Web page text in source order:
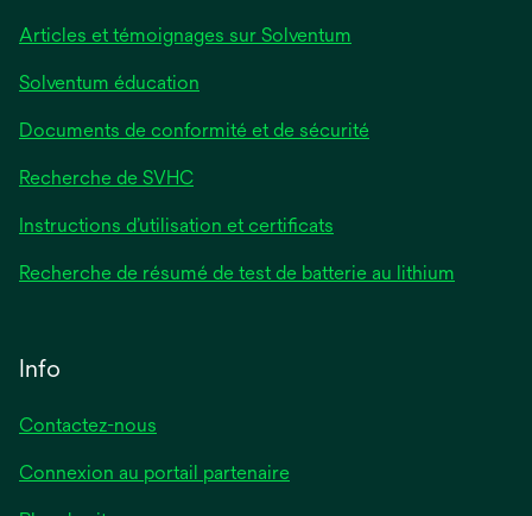
onglet
Articles et témoignages sur Solventum
Solventum éducation
Documents de conformité et de sécurité
Recherche de SVHC
Instructions d’utilisation et certificats
Recherche de résumé de test de batterie au lithium
Info
Contactez-nous
Connexion au portail partenaire